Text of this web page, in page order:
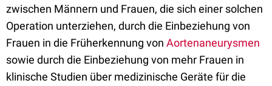
zwischen Männern und Frauen, die sich einer solchen
Operation unterziehen, durch die Einbeziehung von
Frauen in die Früherkennung von Aortenaneurysmen
sowie durch die Einbeziehung von mehr Frauen in
klinische Studien über medizinische Geräte für die